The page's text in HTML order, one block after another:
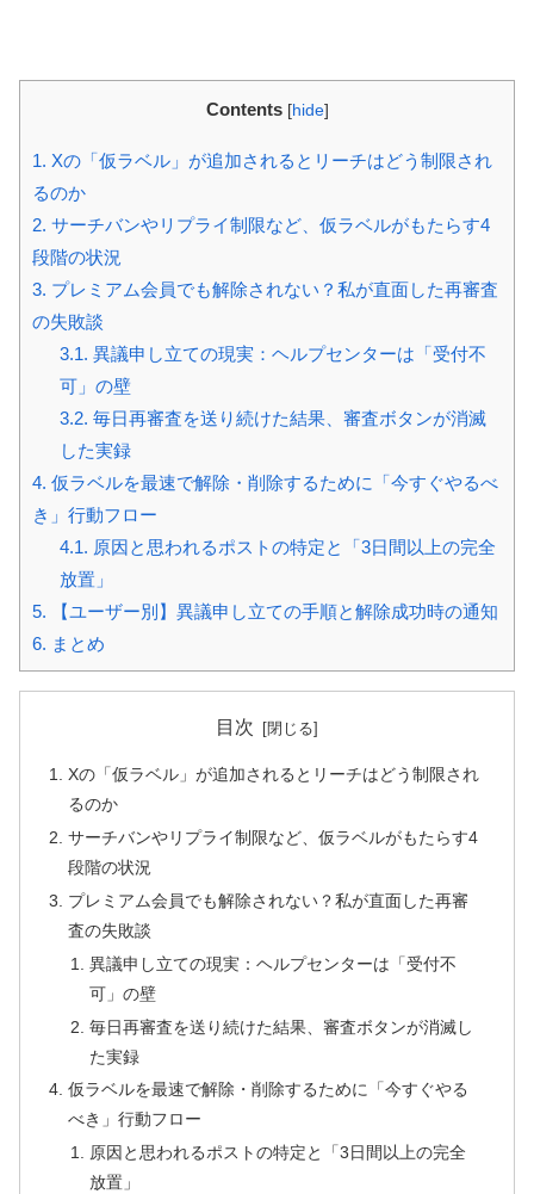
Contents [hide]
1. Xの「仮ラベル」が追加されるとリーチはどう制限され
るのか
2. サーチバンやリプライ制限など、仮ラベルがもたらす4
段階の状況
3. プレミアム会員でも解除されない？私が直面した再審査
の失敗談
3.1. 異議申し立ての現実：ヘルプセンターは「受付不
可」の壁
3.2. 毎日再審査を送り続けた結果、審査ボタンが消滅
した実録
4. 仮ラベルを最速で解除・削除するために「今すぐやるべ
き」行動フロー
4.1. 原因と思われるポストの特定と「3日間以上の完全
放置」
5. 【ユーザー別】異議申し立ての手順と解除成功時の通知
6. まとめ
目次
Xの「仮ラベル」が追加されるとリーチはどう制限され
るのか
サーチバンやリプライ制限など、仮ラベルがもたらす4
段階の状況
プレミアム会員でも解除されない？私が直面した再審
査の失敗談
異議申し立ての現実：ヘルプセンターは「受付不
可」の壁
毎日再審査を送り続けた結果、審査ボタンが消滅し
た実録
仮ラベルを最速で解除・削除するために「今すぐやる
べき」行動フロー
原因と思われるポストの特定と「3日間以上の完全
放置」